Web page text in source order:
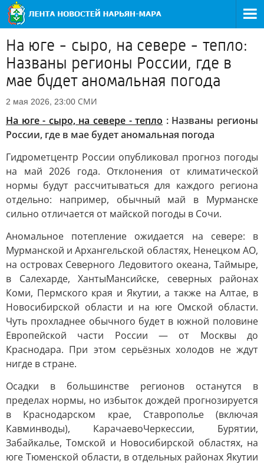
На юге - сыро, на севере - тепло:
Названы регионы России, где в
мае будет аномальная погода
2 мая 2026, 23:00 СМИ
На юге - сыро, на севере - тепло : Названы регионы
России, где в мае будет аномальная погода
Гидрометцентр России опубликовал прогноз погоды
на май 2026 года. Отклонения от климатической
нормы будут рассчитываться для каждого региона
отдельно: например, обычный май в Мурманске
сильно отличается от майской погоды в Сочи.
Аномальное потепление ожидается на севере: в
Мурманской и Архангельской областях, Ненецком АО,
на островах Северного Ледовитого океана, Таймыре,
в Салехарде, ХантыМансийске, северных районах
Коми, Пермского края и Якутии, а также на Алтае, в
Новосибирской области и на юге Омской области.
Чуть прохладнее обычного будет в южной половине
Европейской части России — от Москвы до
Краснодара. При этом серьёзных холодов не ждут
нигде в стране.
Осадки в большинстве регионов останутся в
пределах нормы, но избыток дождей прогнозируется
в Краснодарском крае, Ставрополье (включая
Кавминводы), КарачаевоЧеркессии, Бурятии,
Забайкалье, Томской и Новосибирской областях, на
юге Тюменской области, в отдельных районах Якутии